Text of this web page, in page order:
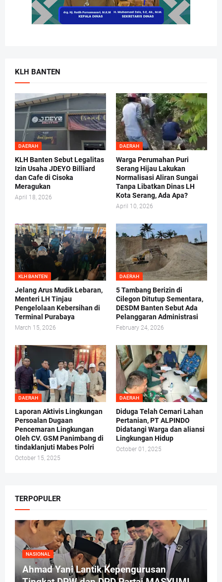
KLH BANTEN
DAERAH
KLH Banten Sebut Legalitas
Izin Usaha JDEYO Billiard
dan Cafe di Cisoka
Meragukan
April 18, 2026
DAERAH
Warga Perumahan Puri
Serang Hijau Lakukan
Normalisasi Aliran Sungai
Tanpa Libatkan Dinas LH
Kota Serang, Ada Apa?
April 10, 2026
KLH BANTEN
Jelang Arus Mudik Lebaran,
Menteri LH Tinjau
Pengelolaan Kebersihan di
Terminal Purabaya
March 15, 2026
DAERAH
5 Tambang Berizin di
Cilegon Ditutup Sementara,
DESDM Banten Sebut Ada
Pelanggaran Administrasi
February 24, 2026
DAERAH
Laporan Aktivis Lingkungan
Persoalan Dugaan
Pencemaran Lingkungan
Oleh CV. GSM Panimbang di
tindaklanjuti Mabes Polri
October 15, 2025
DAERAH
Diduga Telah Cemari Lahan
Pertanian, PT ALPINDO
Didatangi Warga dan aliansi
Lingkungan Hidup
October 01, 2025
TERPOPULER
NASIONAL
Ahmad Yani Lantik Kepengurusan